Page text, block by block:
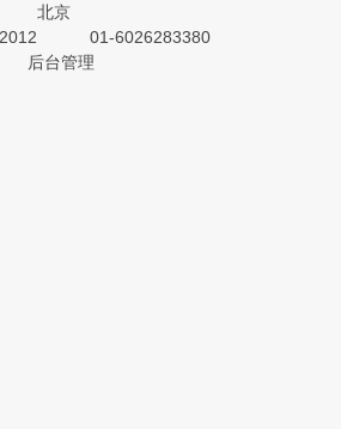
北京
01-6026283380
后台管理